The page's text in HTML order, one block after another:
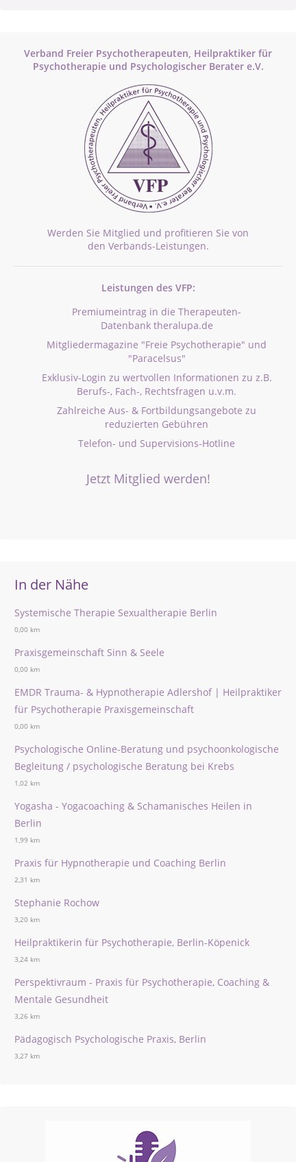
Verband Freier Psychotherapeuten, Heilpraktiker für
Psychotherapie und Psychologischer Berater e.V.
Werden Sie Mitglied und profitieren Sie von
den Verbands-Leistungen.
Leistungen des VFP:
Premiumeintrag in die Therapeuten-
Datenbank theralupa.de
Mitgliedermagazine "Freie Psychotherapie" und
"Paracelsus"
Exklusiv-Login zu wertvollen Informationen zu z.B.
Berufs-, Fach-, Rechtsfragen u.v.m.
Zahlreiche Aus- & Fortbildungsangebote zu
reduzierten Gebühren
Telefon- und Supervisions-Hotline
Jetzt Mitglied werden!
In der Nähe
Systemische Therapie Sexualtherapie Berlin
0,00 km
Praxisgemeinschaft Sinn & Seele
0,00 km
EMDR Trauma- & Hypnotherapie Adlershof | Heilpraktiker
für Psychotherapie Praxisgemeinschaft
0,00 km
Psychologische Online-Beratung und psychoonkologische
Begleitung / psychologische Beratung bei Krebs
1,02 km
Yogasha - Yogacoaching & Schamanisches Heilen in
Berlin
1,99 km
Praxis für Hypnotherapie und Coaching Berlin
2,31 km
Stephanie Rochow
3,20 km
Heilpraktikerin für Psychotherapie, Berlin-Köpenick
3,24 km
Perspektivraum - Praxis für Psychotherapie, Coaching &
Mentale Gesundheit
3,26 km
Pädagogisch Psychologische Praxis, Berlin
3,27 km